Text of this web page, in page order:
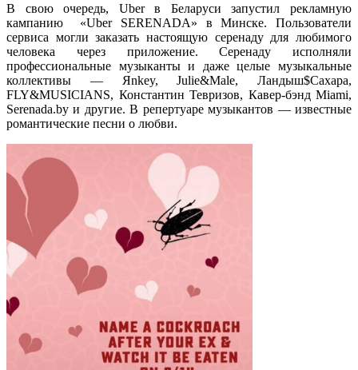
В свою очередь, Uber в Беларуси запустил рекламную
кампанию «Uber SERENADA» в Минске. Пользователи
сервиса могли заказать настоящую серенаду для любимого
человека через приложение. Серенаду исполняли
профессиональные музыканты и даже целые музыкальные
коллективы — Яnkey, Julie&Male, Ландыш$Сахара,
FLY&MUSICIANS, Константин Тевризов, Кавер-бэнд Miami,
Serenada.by и другие. В репертуаре музыкантов — известные
романтические песни о любви.